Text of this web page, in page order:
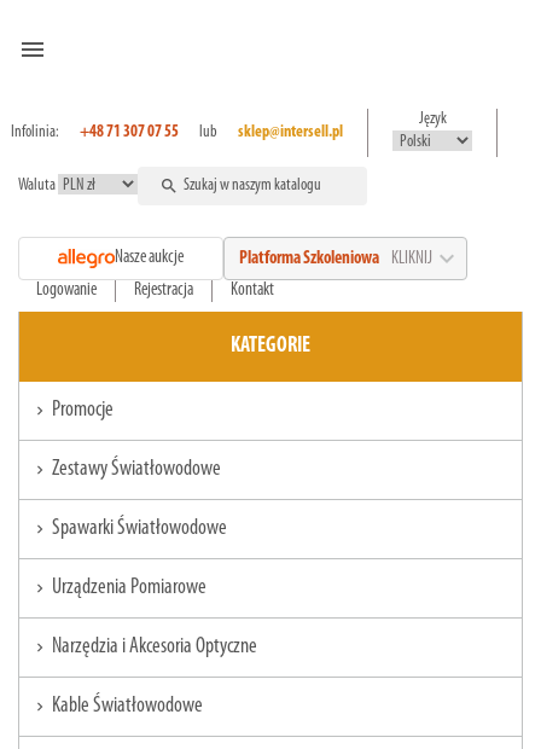
menu
Infolinia: +48 71 307 07 55 lub sklep@intersell.pl
Język
Waluta search
Nasze aukcje Platforma Szkoleniowa KLIKNIJ expand_more
Logowanie Rejestracja Kontakt
KATEGORIE
chevron_right Promocje
chevron_right Zestawy Światłowodowe
chevron_right Spawarki Światłowodowe
chevron_right Urządzenia Pomiarowe
chevron_right Narzędzia i Akcesoria Optyczne
chevron_right Kable Światłowodowe